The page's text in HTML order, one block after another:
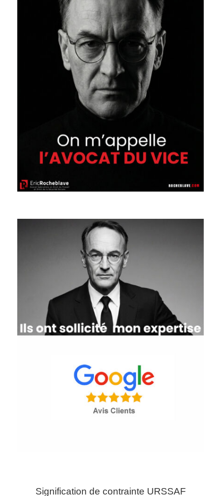
Signification de contrainte URSSAF